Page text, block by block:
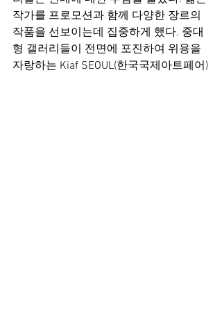
작가를 프로모션과 함께 다양한 장르의
작품을 선보이는데 집중하게 했다. 중대
형 갤러리들이 전면에 포진하여 위용을
자랑하는 Kiaf SEOUL(한국국제아트페어)